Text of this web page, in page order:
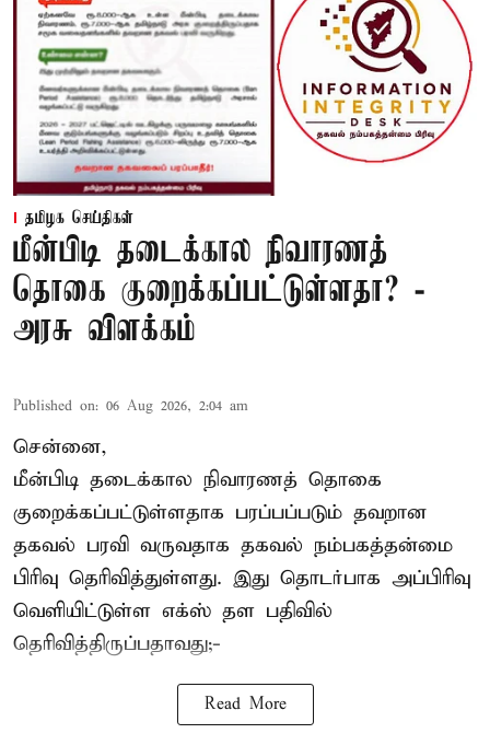
தமிழக செய்திகள்
மீன்பிடி தடைக்கால நிவாரணத்
தொகை குறைக்கப்பட்டுள்ளதா? -
அரசு விளக்கம்
Published on: 06 Aug 2026, 2:04 am
சென்னை,
மீன்பிடி தடைக்கால நிவாரணத் தொகை
குறைக்கப்பட்டுள்ளதாக பரப்பப்படும் தவறான
தகவல் பரவி வருவதாக தகவல் நம்பகத்தன்மை
பிரிவு தெரிவித்துள்ளது. இது தொடர்பாக அப்பிரிவு
வெளியிட்டுள்ள எக்ஸ் தள பதிவில்
தெரிவித்திருப்பதாவது;-
Read More